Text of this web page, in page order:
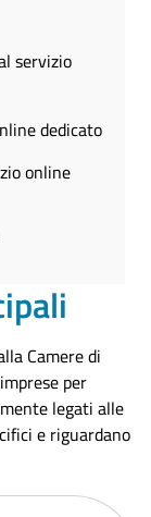
servizio
dedicato
online
Camere di
per
legati alle
e riguardano